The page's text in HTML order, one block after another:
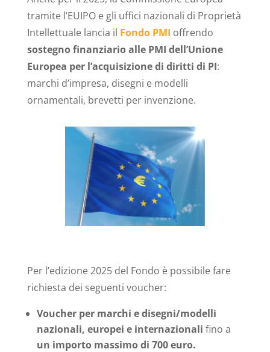
tramite l’EUIPO e gli uffici nazionali di Proprietà
Intellettuale lancia il Fondo PMI offrendo
sostegno finanziario alle PMI dell’Unione
Europea per l’acquisizione di diritti di PI:
marchi d’impresa, disegni e modelli
ornamentali, brevetti per invenzione.
Per l’edizione 2025 del Fondo è possibile fare
richiesta dei seguenti voucher:
Voucher per marchi e disegni/modelli
nazionali, europei e internazionali fino a
un importo massimo di 700 euro.